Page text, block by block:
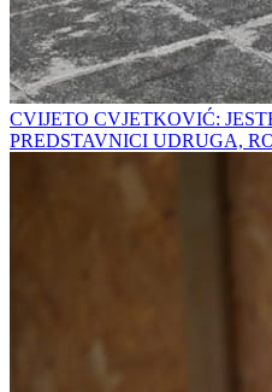
CVIJETO CVJETKOVIĆ:
PREDSTAVNICI UDRUGA,